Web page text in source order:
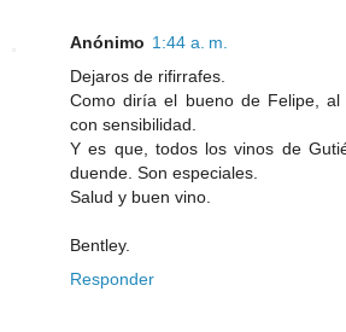
Anónimo 1:44 a. m.
Dejaros de rifirrafes.
Como diría el bueno de Felipe,
con sensibilidad.
Y es que, todos los vinos de
duende. Son especiales.
Salud y buen vino.
Bentley.
Responder